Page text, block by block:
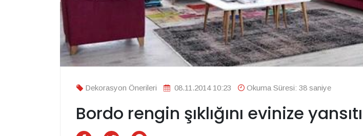
Dekorasyon Önerileri 08.11.2014 10:23 Okuma Süresi: 38 saniye
Bordo rengin şıklığını evinize